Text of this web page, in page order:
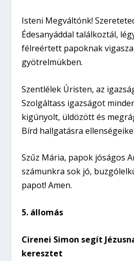
Isteni Megváltónk!
Édesanyáddal találkoztál,
félreértett papoknak
gyötrelmükben.
Szentlélek Úristen, az
Szolgáltass igazságot
kigúnyolt, üldözött és
Bírd hallgatásra
Szűz Mária, papok jóságos
számunkra sok jó,
papot! Amen.
5. állomás
Cirenei Simon segít
keresztet